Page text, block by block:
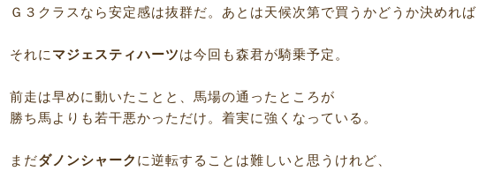
Ｇ３クラスなら安定感は抜群だ。あとは天候次第で買うかどうか決めれ
それにマジェスティハーツは今回も森君が騎乗予定。
前走は早めに動いたことと、馬場の通ったところが
勝ち馬よりも若干悪かっただけ。着実に強くなっている。
まだダノンシャーク に逆転することは難しいと思うけれど、